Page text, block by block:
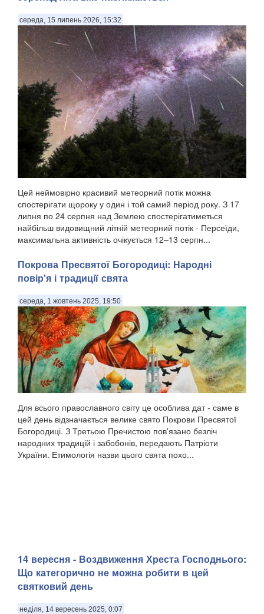
середа, 15 липень 2026, 15:32
Цей неймовірно красивий метеорний потік можна
спостерігати щороку у один і той самий період року. З 17
липня по 24 серпня над Землею спостерігатиметься
найбільш видовищний літній метеорний потік - Персеїди,
максимальна активність очікується 12–13 серпн...
Покрова Пресвятої Богородиці: Народні
повір'я і традиції свята
середа, 1 жовтень 2025, 19:50
Для всього православного світу це особлива дат - саме в
цей день відзначається велике свято Покрови Пресвятої
Богородиці. З Третьою Пречистою пов'язано безліч
народних традицій і забобонів, передають Патріоти
України. Етимологія назви цього свята похо...
14 вересня - Воздвиження Хреста Господнього:
Що категорично не можна робити в цей
святковий день
неділя, 14 вересень 2025, 0:07